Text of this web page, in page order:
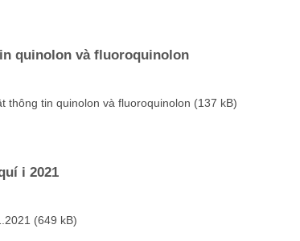
quinolon và fluoroquinolon
thông tin quinolon và fluoroquinolon (137 kB)
i 2021
(649 kB)